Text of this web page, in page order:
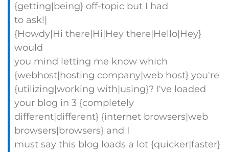
{getting|being} off-topic but I had
to ask!|
{Howdy|Hi there|Hi|Hey there|Hello|Hey}
would
you mind letting me know which
{webhost|hosting company|web host} you're
{utilizing|working with|using}? I've loaded
your blog in 3 {completely
different|different} {internet browsers|web
browsers|browsers} and I
must say this blog loads a lot {quicker|faster}